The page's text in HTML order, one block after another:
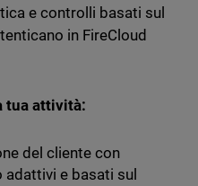
e controlli basati sul
in FireCloud
tua attività:
del cliente con
e basati sul